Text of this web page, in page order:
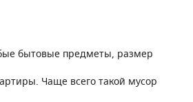
бытовые предметы, размер
Чаще всего такой мусор